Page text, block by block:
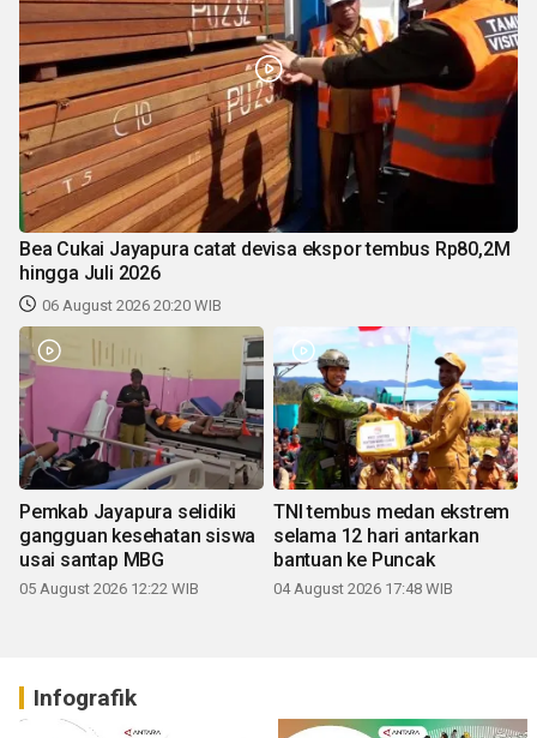
Bea Cukai Jayapura catat devisa ekspor tembus Rp80,2M
hingga Juli 2026
06 August 2026 20:20 WIB
Pemkab Jayapura selidiki
gangguan kesehatan siswa
usai santap MBG
05 August 2026 12:22 WIB
TNI tembus medan ekstrem
selama 12 hari antarkan
bantuan ke Puncak
04 August 2026 17:48 WIB
Infografik